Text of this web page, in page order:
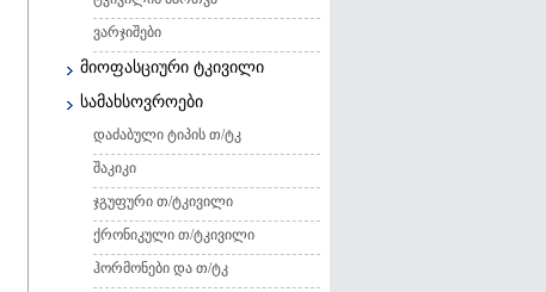
ვარჯიშები
მიოფასციური ტკივილი
სამახსოვროები
დაძაბული ტიპის თ/ტკ
შაკიკი
ჯგუფური თ/ტკივილი
ქრონიკული თ/ტკივილი
ჰორმონები და თ/ტკ